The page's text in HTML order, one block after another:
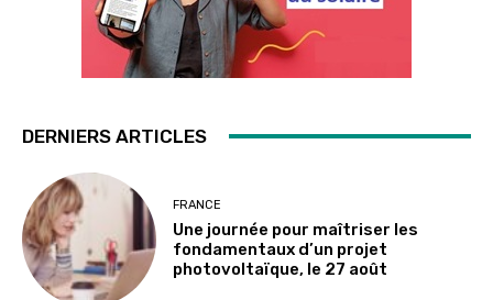
DERNIERS ARTICLES
FRANCE
Une journée pour maîtriser les
fondamentaux d’un projet
photovoltaïque, le 27 août